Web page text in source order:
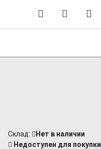
Cклад:
Нет в наличии
Недоступен для покупки